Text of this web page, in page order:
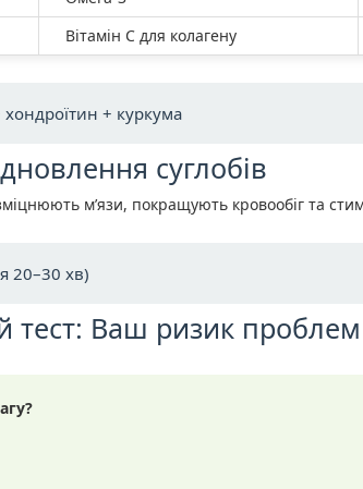
Вітамін C для колагену
+ куркума
суглобів
м’язи, покращують кровообіг та
20–30 хв)
тест: Ваш ризик проблем